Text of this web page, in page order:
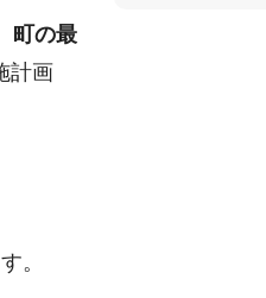
町の最
計画
。